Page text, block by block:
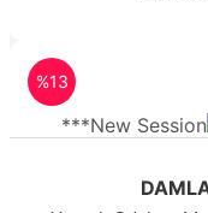
%13
***New Session